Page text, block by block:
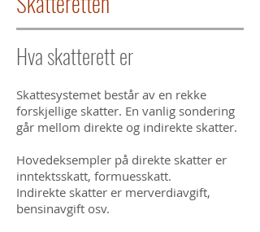
Hva skatterett er
Skattesystemet består av en rekke
forskjellige skatter. En vanlig sondering
går mellom direkte og indirekte skatter.
Hovedeksempler på direkte skatter er
inntektsskatt, formuesskatt.
Indirekte skatter er merverdiavgift,
bensinavgift osv.